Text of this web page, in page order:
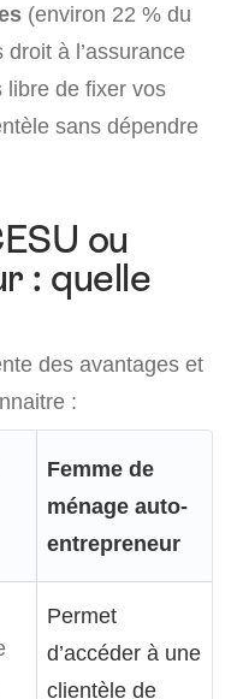
(environ 22 % du
droit à l’assurance
libre de fixer vos
sans dépendre
ou
: quelle
des avantages et
:
Femme de
ménage auto-
entrepreneur
Permet
d’accéder à une
clientèle de